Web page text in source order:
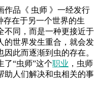
作品《 虫师 》一经发行
存在于另一个世界的生
不同，而是一种更接近于
的世界发生重合，就会发
因此而逐渐到虫的存在。
了“虫师”这个职业 ，虫师
助人们解决和虫相关的事